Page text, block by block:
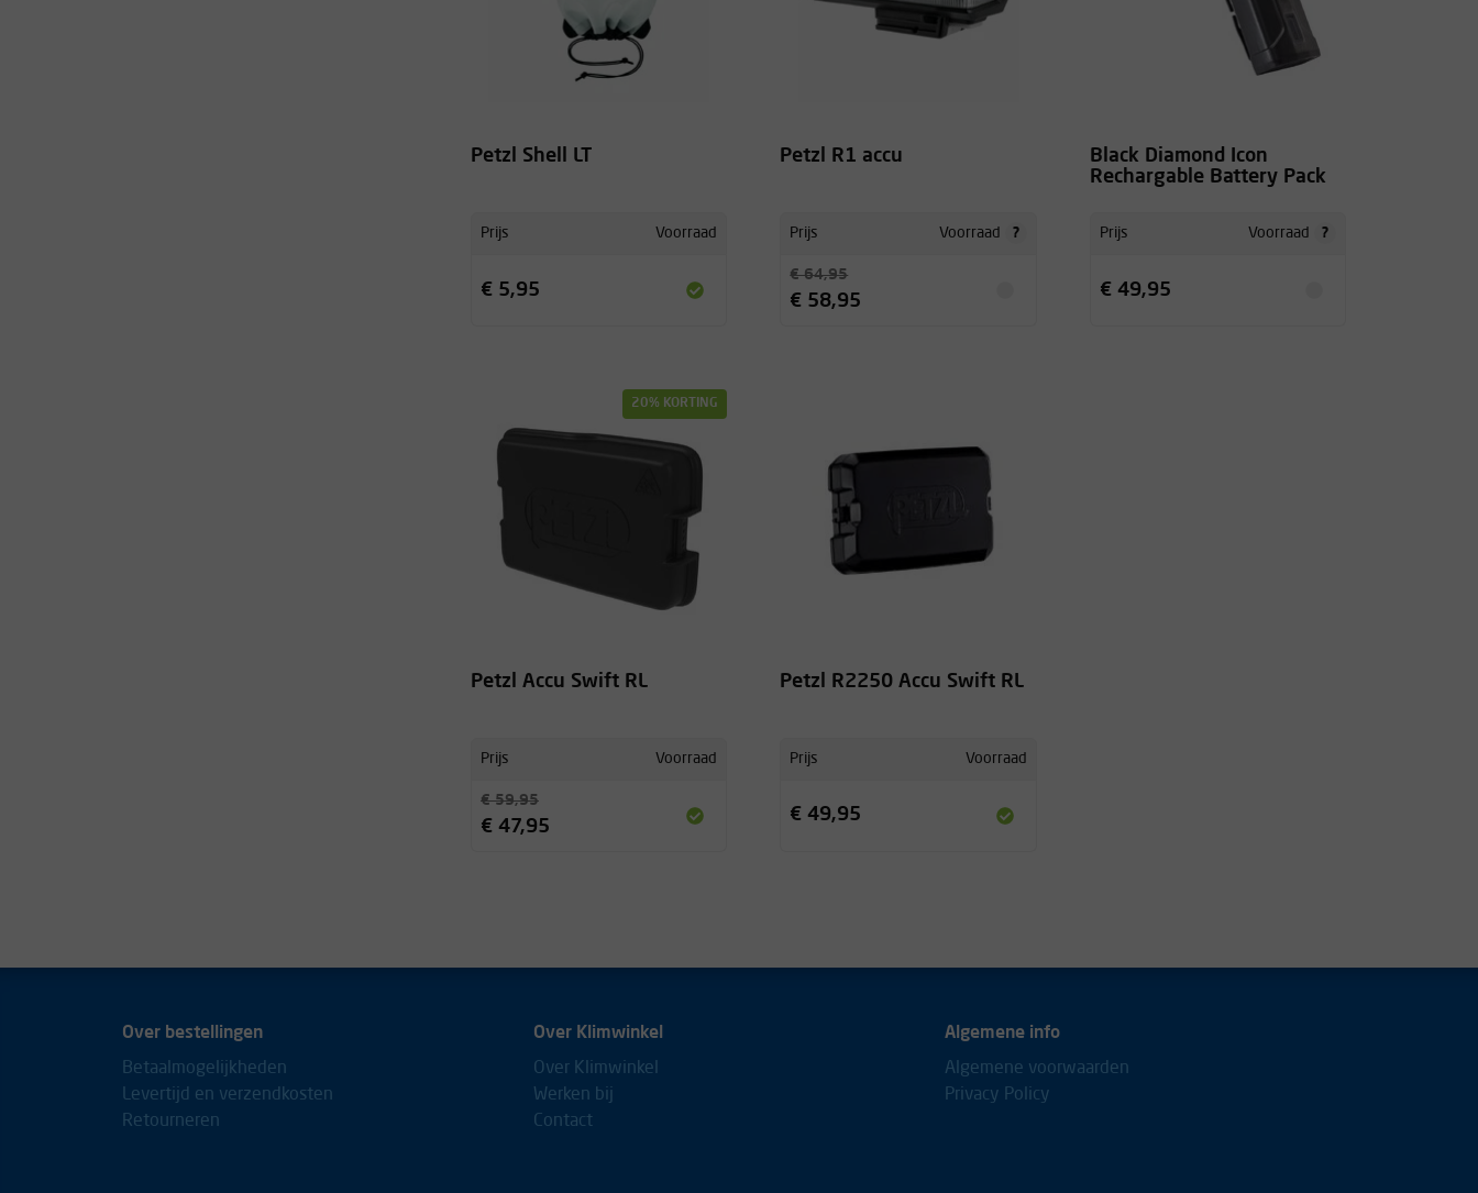
Petzl Shell LT
Prijs Voorraad
€ 5,95
Petzl R1 accu
Prijs Voorraad ?
€ 64,95
€ 58,95
Black Diamond Icon
Rechargable Battery Pack
Prijs Voorraad ?
€ 49,95
20% KORTING
Petzl Accu Swift RL
Prijs Voorraad
€ 59,95
€ 47,95
Petzl R2250 Accu Swift RL
Prijs Voorraad
€ 49,95
Over bestellingen
Betaalmogelijkheden
Levertijd en verzendkosten
Retourneren
Over Klimwinkel
Over Klimwinkel
Werken bij
Contact
Algemene info
Algemene voorwaarden
Privacy Policy